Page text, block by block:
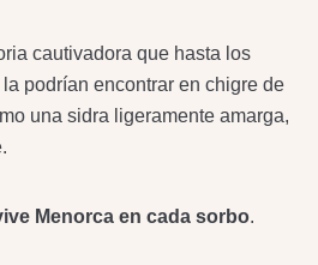
cautivadora que hasta los
podrían encontrar en chigre de
una sidra ligeramente amarga,
Menorca en cada sorbo.